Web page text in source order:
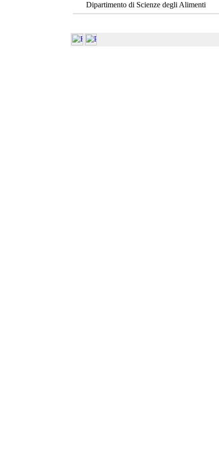
Dipartimento di Scienze degli Alimenti